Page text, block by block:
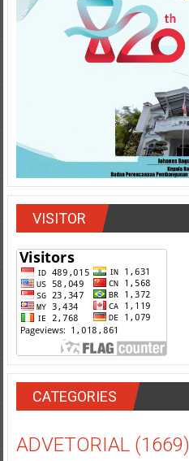
VISITOR
CATEGORIES
ADVETORIAL(1669)